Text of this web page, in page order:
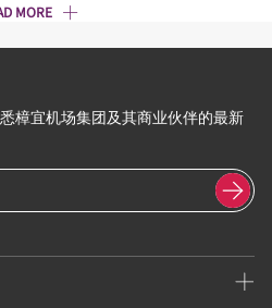
MORE
樟宜机场集团及其商业伙伴的最新